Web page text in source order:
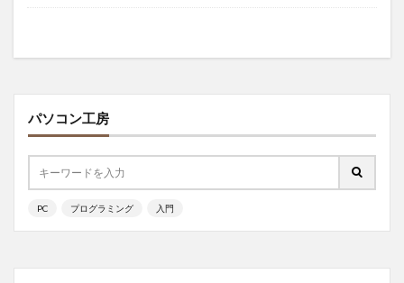
パソコン工房
PC プログラミング 入門